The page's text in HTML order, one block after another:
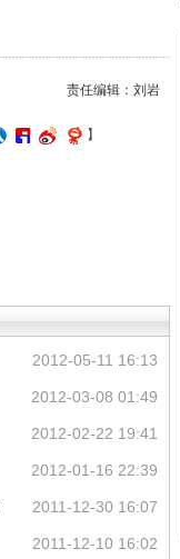
责任编辑：刘岩
】
2012-05-11 16:13
2012-03-08 01:49
2012-02-22 19:41
2012-01-16 22:39
2011-12-30 16:07
2011-12-10 16:02